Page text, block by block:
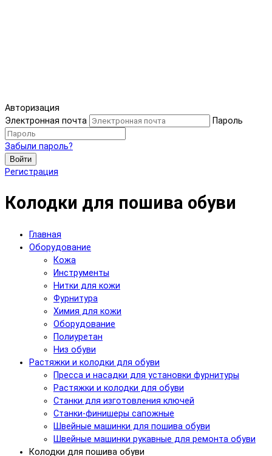
Авторизация
Электронная почта
Пароль
Забыли пароль?
Войти
Регистрация
Колодки для пошива обуви
Главная
Оборудование
Кожа
Инструменты
Нитки для кожи
Фурнитура
Химия для кожи
Оборудование
Полиуретан
Низ обуви
Растяжки и колодки для обуви
Пресса и насадки для установки фурнитуры
Растяжки и колодки для обуви
Станки для изготовления ключей
Станки-финишеры сапожные
Швейные машинки для пошива обуви
Швейные машинки рукавные для ремонта обуви
Колодки для пошива обуви